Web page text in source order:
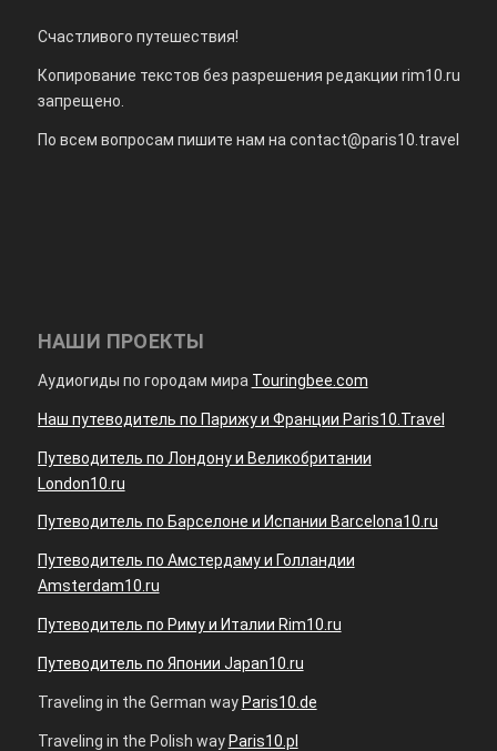
Счастливого путешествия!
Копирование текстов без разрешения редакции rim10.ru
запрещено.
По всем вопросам пишите нам на contact@paris10.travel
НАШИ ПРОЕКТЫ
Аудиогиды по городам мира Touringbee.com
Наш путеводитель по Парижу и Франции Paris10.Travel
Путеводитель по Лондону и Великобритании
London10.ru
Путеводитель по Барселоне и Испании Barcelona10.ru
Путеводитель по Амстердаму и Голландии
Amsterdam10.ru
Путеводитель по Риму и Италии Rim10.ru
Путеводитель по Японии Japan10.ru
Traveling in the German way Paris10.de
Traveling in the Polish way Paris10.pl